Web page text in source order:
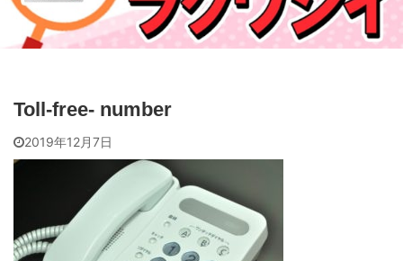
Toll-free- number
2019年12月7日